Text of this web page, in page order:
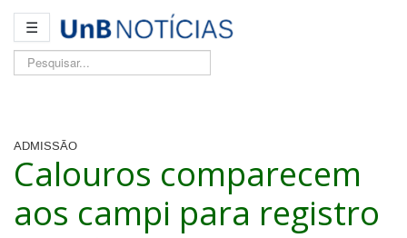
☰
Pesquisar...
ADMISSÃO
Calouros comparecem
aos campi para registro